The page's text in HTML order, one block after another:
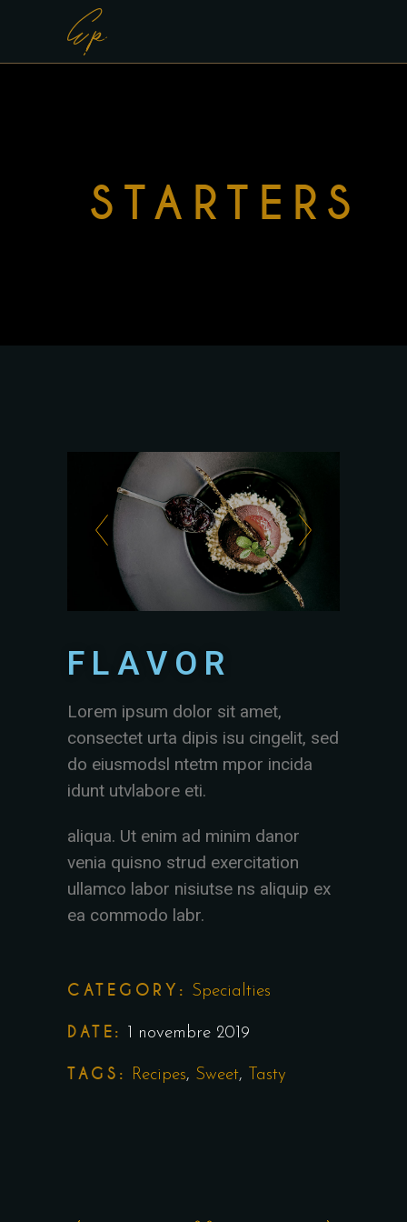
STARTERS
FLAVOR
Lorem ipsum dolor sit amet,
consectet urta dipis isu cingelit, sed
do eiusmodsl ntetm mpor incida
idunt utvlabore eti.
aliqua. Ut enim ad minim danor
venia quisno strud exercitation
ullamco labor nisiutse ns aliquip ex
ea commodo labr.
CATEGORY: Specialties
DATE: 1 novembre 2019
TAGS: Recipes, Sweet, Tasty